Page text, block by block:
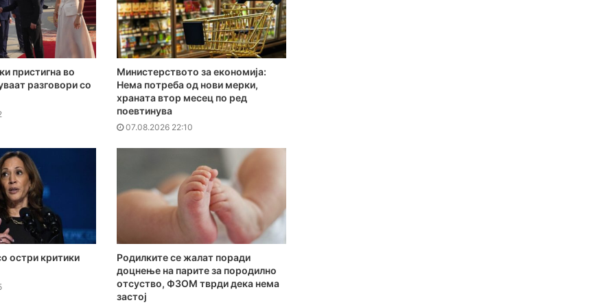
пристигна во
разговори со
Министерството за економија:
Нема потреба од нови мерки,
храната втор месец по ред
поевтинува
07.08.2026 22:10
остри критики
Родилките се жалат поради
доцнење на парите за породилно
отсуство, ФЗОМ тврди дека нема
застој